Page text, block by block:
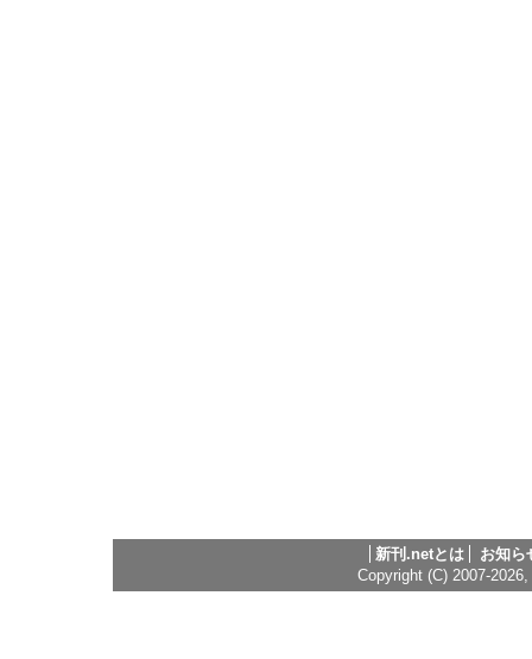
新刊.netとは
お知ら
Copyright (C) 2007-2026,